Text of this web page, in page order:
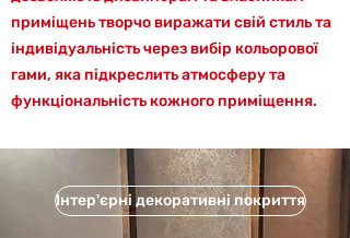
приміщень творчо виражати свій стиль та
індивідуальність через вибір кольорової
гами, яка підкреслить атмосферу та
функціональність кожного приміщення.
Інтер'єрні декоративні покриття